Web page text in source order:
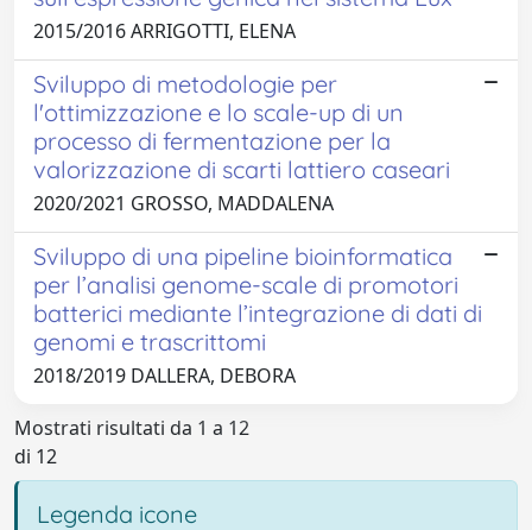
2015/2016 ARRIGOTTI, ELENA
Sviluppo di metodologie per
l'ottimizzazione e lo scale-up di un
processo di fermentazione per la
valorizzazione di scarti lattiero caseari
2020/2021 GROSSO, MADDALENA
Sviluppo di una pipeline bioinformatica
per l’analisi genome-scale di promotori
batterici mediante l’integrazione di dati di
genomi e trascrittomi
2018/2019 DALLERA, DEBORA
Mostrati risultati da 1 a 12
di 12
Legenda icone